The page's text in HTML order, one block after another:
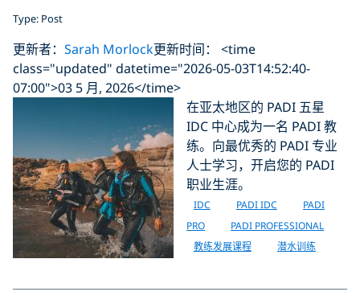
Type: Post
更新者： Sarah Morlock更新时间： <time
class="updated" datetime="2026-05-03T14:52:40-
07:00">03 5 月, 2026</time>
在亚太地区的 PADI 五星
IDC 中心成为一名 PADI 教
练。向最优秀的 PADI 专业
人士学习，开启您的 PADI
职业生涯。
IDC PADI IDC
PADI
PRO
PADI PROFESSIONAL
教练发展课程
潜水训练